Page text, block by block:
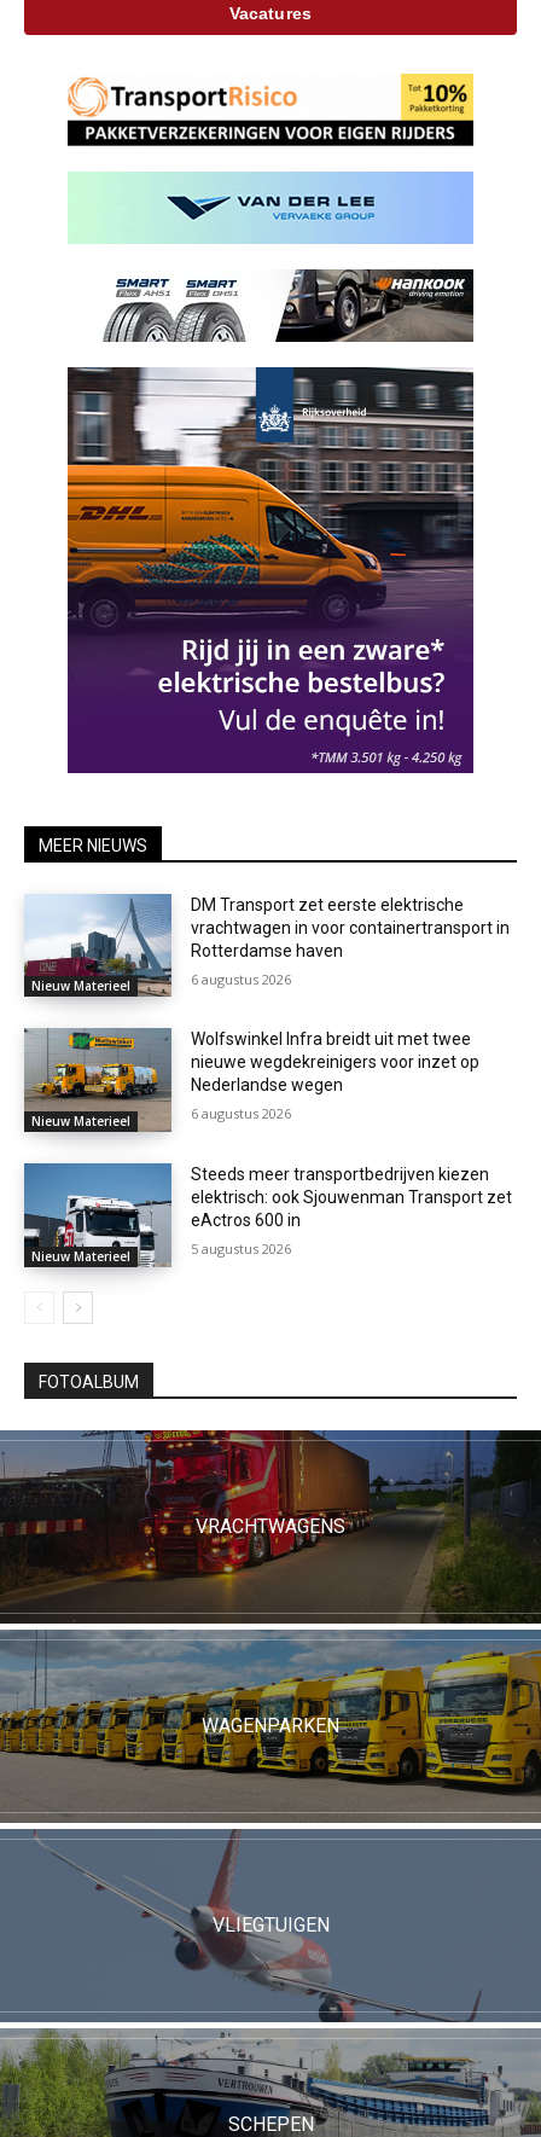
Vacatures
MEER NIEUWS
Nieuw Materieel
DM Transport zet eerste elektrische
vrachtwagen in voor containertransport in
Rotterdamse haven
6 augustus 2026
Nieuw Materieel
Wolfswinkel Infra breidt uit met twee
nieuwe wegdekreinigers voor inzet op
Nederlandse wegen
6 augustus 2026
Nieuw Materieel
Steeds meer transportbedrijven kiezen
elektrisch: ook Sjouwenman Transport zet
eActros 600 in
5 augustus 2026
FOTOALBUM
VRACHTWAGENS
WAGENPARKEN
VLIEGTUIGEN
SCHEPEN